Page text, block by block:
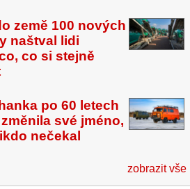
země 100 nových
naštval lidi
co si stejně
po 60 letech
své jméno,
nečekal
zobrazit vše